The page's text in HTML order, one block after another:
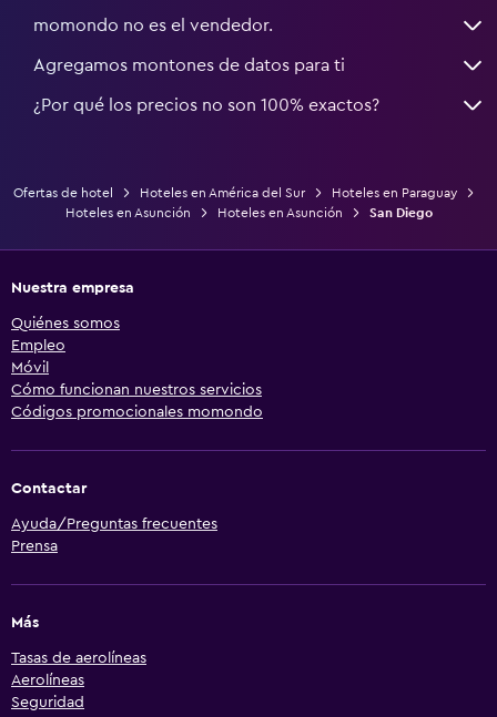
momondo no es el vendedor.
Agregamos montones de datos para ti
¿Por qué los precios no son 100% exactos?
Ofertas de hotel Hoteles en América del Sur
Hoteles en Paraguay
Hoteles en Asunción
Hoteles en Asunción San Diego
Nuestra empresa
Quiénes somos
Empleo
Móvil
Cómo funcionan nuestros servicios
Códigos promocionales momondo
Contactar
Ayuda/Preguntas frecuentes
Prensa
Más
Tasas de aerolíneas
Aerolíneas
Seguridad